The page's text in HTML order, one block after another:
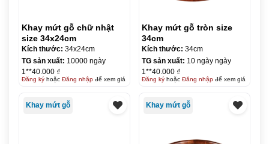
Khay mứt gỗ chữ nhật
size 34x24cm
Kích thước: 34x24cm
TG sản xuất: 10000 ngày
1**40.000 ₫
Đăng kýhoặc Đăng nhậpđể xem giá
Khay mứt gỗ tròn size
34cm
Kích thước: 34cm
TG sản xuất: 10 ngày ngày
1**40.000 ₫
Đăng kýhoặc Đăng nhậpđể xem giá
Khay mứt gỗ Khay mứt gỗ